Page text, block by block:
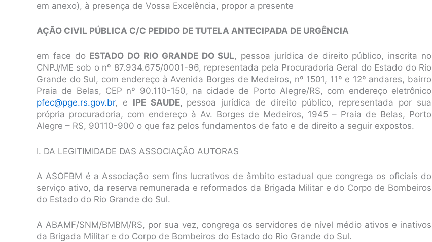
em anexo), à presença de Vossa Excelência, propor a presente
AÇÃO CIVIL PÚBLICA C/C PEDIDO DE TUTELA ANTECIPADA DE URGÊNCIA
em face do ESTADO DO RIO GRANDE DO SUL, pessoa jurídica de direito público, inscrita no
CNPJ/ME sob o nº 87.934.675/0001-96, representada pela Procuradoria Geral do Estado do Rio
Grande do Sul, com endereço à Avenida Borges de Medeiros, nº 1501, 11º e 12º andares, bairro
Praia de Belas, CEP nº 90.110-150, na cidade de Porto Alegre/RS, com endereço eletrônico
pfec@pge.rs.gov.br, e IPE SAUDE, pessoa jurídica de direito público, representada por sua
própria procuradoria, com endereço à Av. Borges de Medeiros, 1945 – Praia de Belas, Porto
Alegre – RS, 90110-900 o que faz pelos fundamentos de fato e de direito a seguir expostos.
I. DA LEGITIMIDADE DAS ASSOCIAÇÃO AUTORAS
A ASOFBM é a Associação sem fins lucrativos de âmbito estadual que congrega os oficiais do
serviço ativo, da reserva remunerada e reformados da Brigada Militar e do Corpo de Bombeiros
do Estado do Rio Grande do Sul.
A ABAMF/SNM/BMBM/RS, por sua vez, congrega os servidores de nível médio ativos e inativos
da Brigada Militar e do Corpo de Bombeiros do Estado do Rio Grande do Sul.